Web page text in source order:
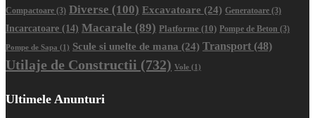
Compactoare (3) Diverse (100) Excavatoare (24) Generatoare (3)
Incarcatoare (14) Macarale (89) Platforme (10) Pompe de Beton (3)
Pompe de Sapa (1) Scule si unelte de mana (24) Transport (48)
Utilaje de Constructii (732) Vole (1)
Ultimele Anunturi